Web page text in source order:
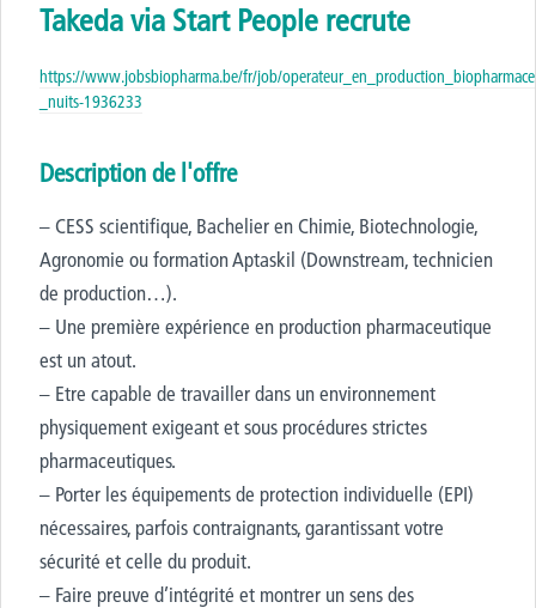
Takeda via Start People recrute
https://www.jobsbiopharma.be/fr/job/
_nuits-1936233
Description de l'offre
– CESS scientifique, Bachelier en Chimie, Biotechnologie,
Agronomie ou formation Aptaskil (Downstream, technicien
de production…).
– Une première expérience en production pharmaceutique
est un atout.
– Etre capable de travailler dans un environnement
physiquement exigeant et sous procédures strictes
pharmaceutiques.
– Porter les équipements de protection individuelle (EPI)
nécessaires, parfois contraignants, garantissant votre
sécurité et celle du produit.
– Faire preuve d’intégrité et montrer un sens des